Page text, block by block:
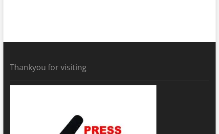
Thankyou for visiting